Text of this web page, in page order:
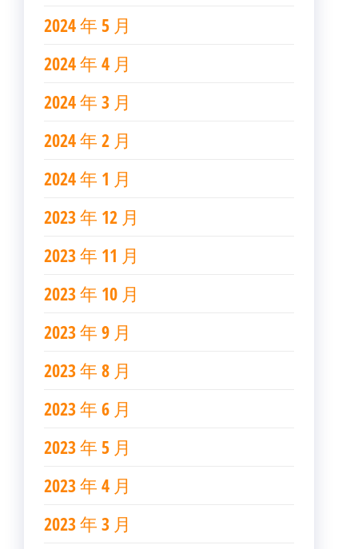
2024 年 5 月
2024 年 4 月
2024 年 3 月
2024 年 2 月
2024 年 1 月
2023 年 12 月
2023 年 11 月
2023 年 10 月
2023 年 9 月
2023 年 8 月
2023 年 6 月
2023 年 5 月
2023 年 4 月
2023 年 3 月